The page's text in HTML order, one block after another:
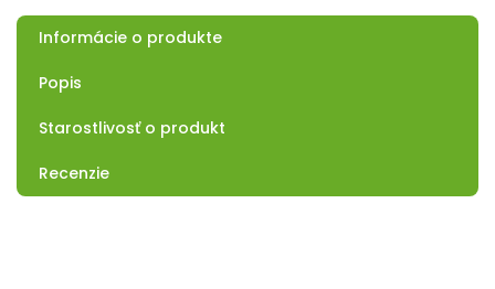
Informácie o produkte
Popis
Starostlivosť o produkt
Recenzie